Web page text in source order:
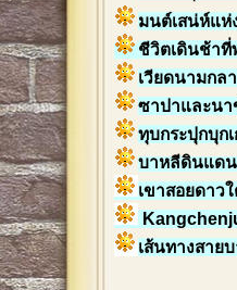
มนต์เสน่ห์แห่
ชีวิตเดินช้าที่
เวียดนามกล
ซาปาและน
ทุบกระปุกบุก
บาหลีดินแดน
เขาสอยดาว
เส้นทางสาย